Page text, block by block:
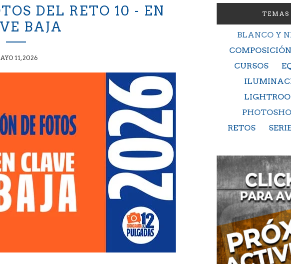
DEL RETO 10 - EN
BAJA
11, 2026
TEMAS
BLANCO Y
COMPOSICIÓN
CURSOS
RETOS